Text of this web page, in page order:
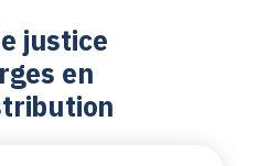
justice
en